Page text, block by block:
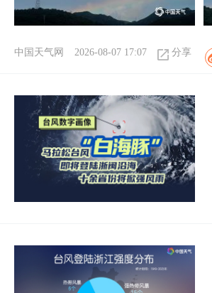
中国天气网 2026-08-07 17:07 分享